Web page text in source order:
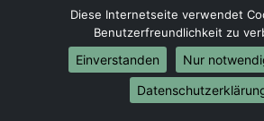
Umzug von Kaiserslautern nach
Umzug von Kaiserslautern nach
Internationale-Umzüge
Umzug von Kaiserslautern nach
Diese Internetseite verwendet
Benutzerfreundlichkeit zu
Einverstanden
Nur